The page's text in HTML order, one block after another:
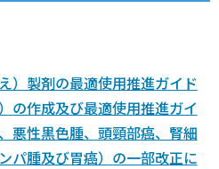
）製剤の最適使用推進ガイド
の作成及び最適使用推進ガイ
悪性黒色腫、頭頸部癌、腎細
パ腫及び胃癌）の一部改正に